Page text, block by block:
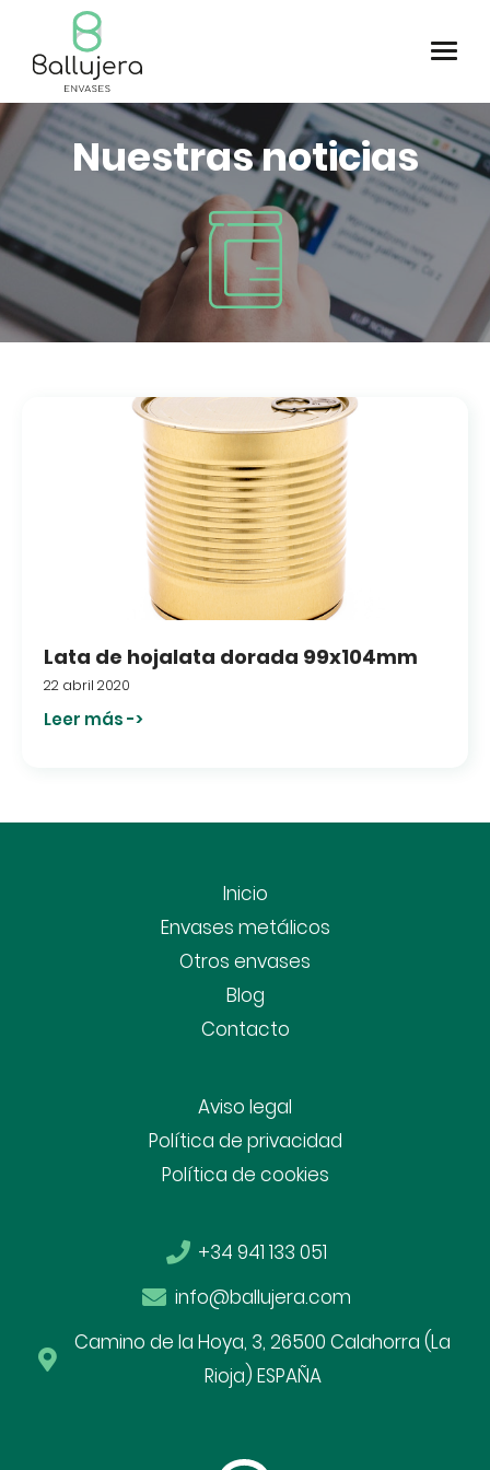
Nuestras noticias
Lata de hojalata dorada 99x104mm
22 abril 2020
Leer más ->
Inicio
Envases metálicos
Otros envases
Blog
Contacto
Aviso legal
Política de privacidad
Política de cookies
+34 941 133 051
info@ballujera.com
Camino de la Hoya, 3, 26500 Calahorra (La
Rioja) ESPAÑA